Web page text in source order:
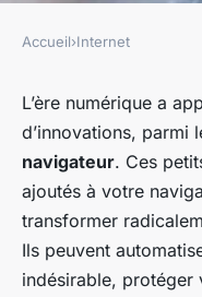
les
navigateur
productivité
fernand•6 novembre
Accueil›Internet
L’ère numérique a
d’innovations, parmi
navigateur. Ces
ajoutés à votre
transformer
Ils peuvent
indésirable, protéger